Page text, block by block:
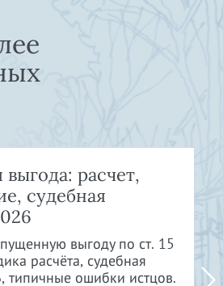
расчет,
судебная
выгоду по ст. 15
расчёта, судебная
типичные ошибки истцов.